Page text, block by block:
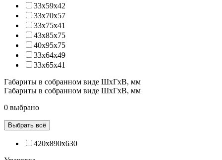
33х59х42
33х70х57
33х75х41
43х85х75
40х95х75
33х64х49
33х65х41
Габариты в собранном виде ШхГхВ, мм
Габариты в собранном виде ШхГхВ, мм
0 выбрано
Выбрать всё
420х890х630